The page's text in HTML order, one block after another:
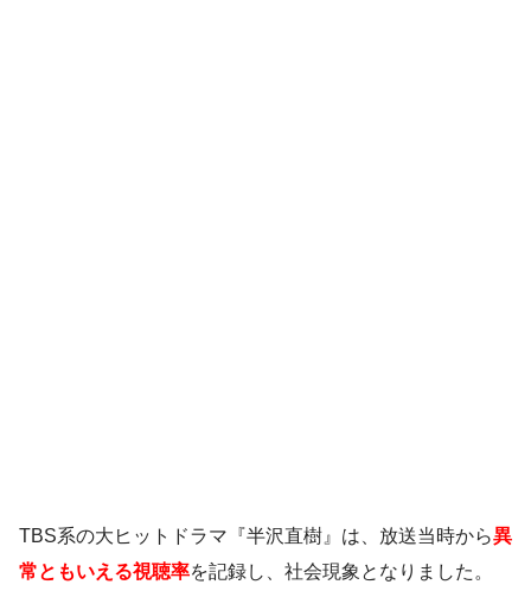
TBS系の大ヒットドラマ『半沢直樹』は、放送当時から異
常ともいえる視聴率を記録し、社会現象となりました。